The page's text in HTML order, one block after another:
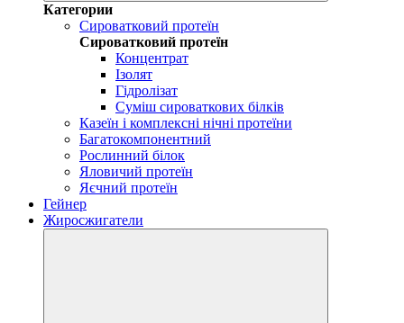
Категории
Сироватковий протеїн
Сироватковий протеїн
Концентрат
Ізолят
Гідролізат
Суміш сироваткових білків
Казеїн і комплексні нічні протеїни
Багатокомпонентний
Рослинний білок
Яловичий протеїн
Яєчний протеїн
Гейнер
Жиросжигатели